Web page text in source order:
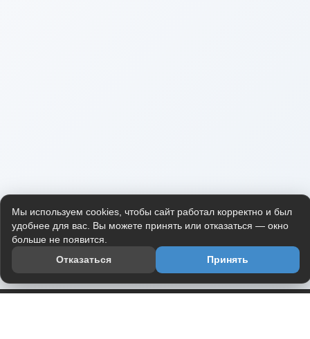
Мы используем cookies, чтобы сайт работал корректно и был
удобнее для вас. Вы можете принять или отказаться — окно
больше не появится.
Отказаться
Принять